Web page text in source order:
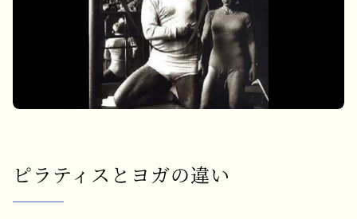
ピラティスとヨガの違い